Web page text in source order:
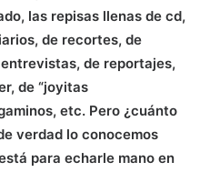
las repisas llenas de cd,
de recortes, de
de reportajes,
de “joyitas
etc. Pero ¿cuánto
verdad lo conocemos
para echarle mano en